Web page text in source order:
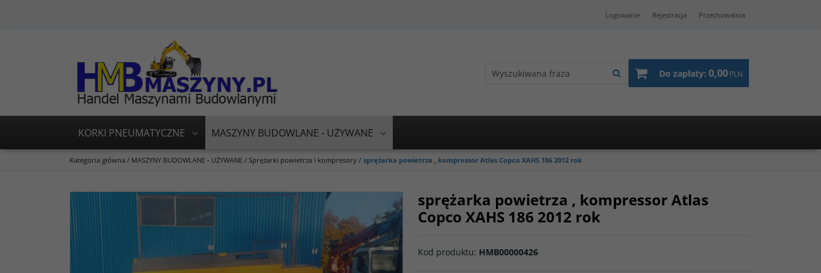
Logowanie Rejestracja Przechowalnia
Do zapłaty: 0,00PLN
KORKI PNEUMATYCZNE MASZYNY BUDOWLANE - UŻYWANE
Kategoria główna / MASZYNY BUDOWLANE - UŻYWANE / Sprężarki powietrza i kompresory / sprężarka powietrza , kompressor Atlas Copco XAHS 186 2012 rok
sprężarka powietrza , kompressor Atlas
Copco XAHS 186 2012 rok
Kod produktu: HMB00000426